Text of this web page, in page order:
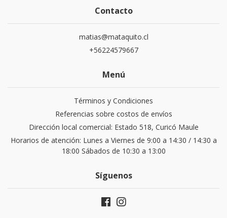
Contacto
matias@mataquito.cl
+56224579667
Menú
Términos y Condiciones
Referencias sobre costos de envíos
Dirección local comercial: Estado 518, Curicó Maule
Horarios de atención: Lunes a Viernes de 9:00 a 14:30 / 14:30 a
18:00 Sábados de 10:30 a 13:00
Síguenos